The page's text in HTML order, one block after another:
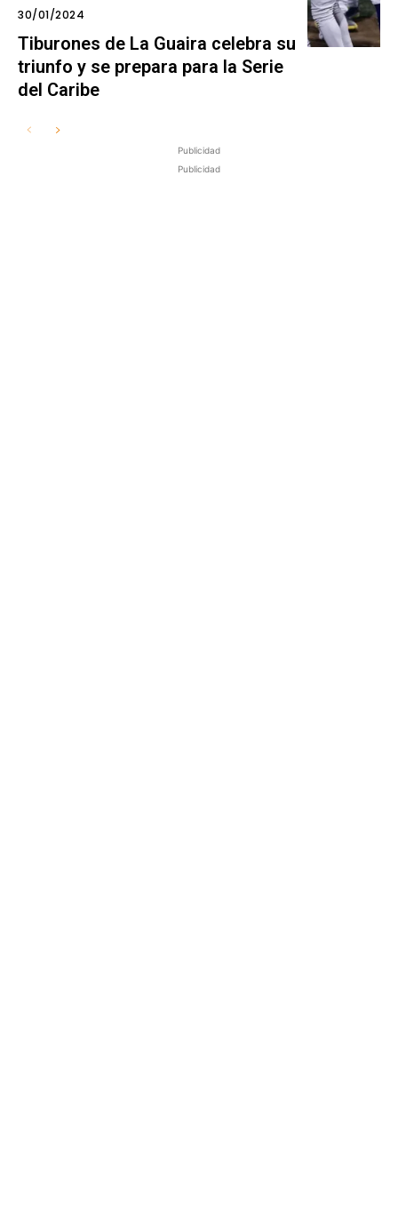
30/01/2024
Tiburones de La Guaira celebra su
triunfo y se prepara para la Serie
del Caribe
Publicidad
Publicidad